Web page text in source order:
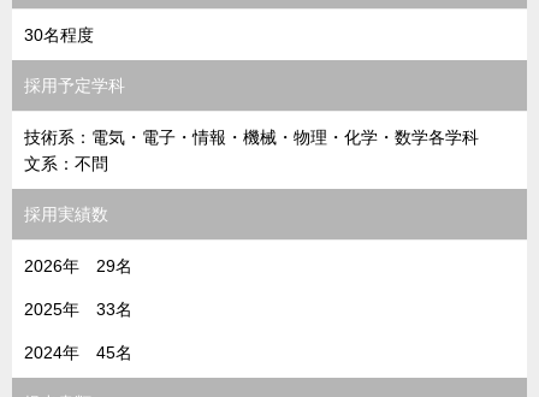
30名程度
採用予定学科
技術系：電気・電子・情報・機械・物理・化学・数学各学科
文系：不問
採用実績数
2026年 29名
2025年 33名
2024年 45名